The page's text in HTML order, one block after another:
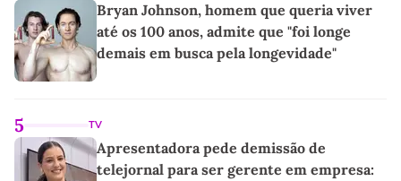
Bryan Johnson, homem que queria viver
até os 100 anos, admite que "foi longe
demais em busca pela longevidade"
5 TV
Apresentadora pede demissão de
telejornal para ser gerente em empresa: